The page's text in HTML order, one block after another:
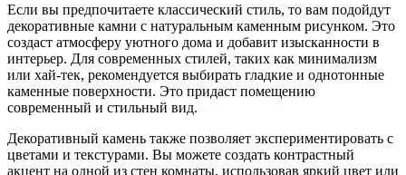
Если вы предпочитаете классический стиль, то вам подойдут
декоративные камни с натуральным каменным рисунком. Это
создаст атмосферу уютного дома и добавит изысканности в
интерьер. Для современных стилей, таких как минимализм
или хай-тек, рекомендуется выбирать гладкие и однотонные
каменные поверхности. Это придаст помещению
современный и стильный вид.
Декоративный камень также позволяет экспериментировать с
цветами и текстурами. Вы можете создать контрастный
акцент на одной из стен комнаты, использовав яркий цвет или